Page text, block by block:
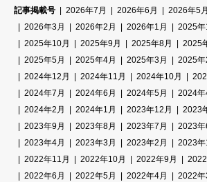
記事掲載号
2026年7月 2026年6月 2026年5月
2026年3月
2026年2月 2026年1月 2025年
2025年10月
2025年9月 2025年8月 2025
2025年5月
2025年4月 2025年3月 2025年
2024年12月
2024年11月 2024年10月
2024年7月
2024年6月 2024年5月 2024年
2024年2月
2024年1月 2023年12月 2023
2023年9月
2023年8月 2023年7月 2023年
2023年4月
2023年3月 2023年2月 2023年
2022年11月
2022年10月 2022年9月
2022年6月
2022年5月 2022年4月 2022年